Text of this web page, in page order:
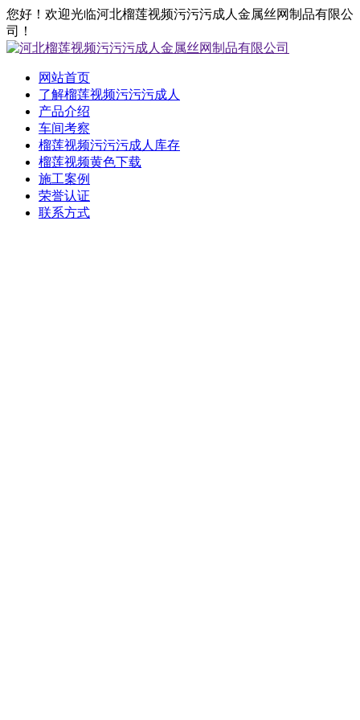
您好！欢迎光临河北榴莲视频污污污成人金属丝网制品有限公
司！
网站首页
了解榴莲视频污污污成人
产品介绍
车间考察
榴莲视频污污污成人库存
榴莲视频黄色下载
施工案例
荣誉认证
联系方式